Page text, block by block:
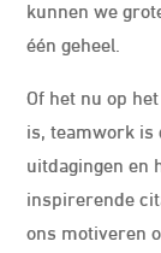
kunnen we
één geheel.
Of het nu op
is, teamwork is
uitdagingen en
inspirerende
ons motiveren